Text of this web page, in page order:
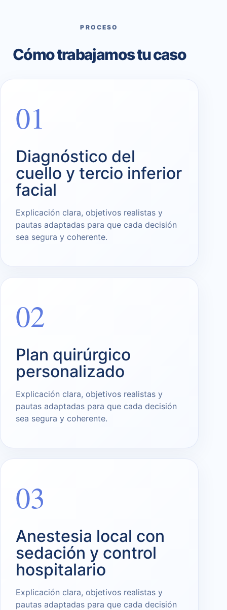
PROCESO
Cómo trabajamos tu caso
01
Diagnóstico del
cuello y tercio inferior
facial
Explicación clara, objetivos realistas y
pautas adaptadas para que cada decisión
sea segura y coherente.
02
Plan quirúrgico
personalizado
Explicación clara, objetivos realistas y
pautas adaptadas para que cada decisión
sea segura y coherente.
03
Anestesia local con
sedación y control
hospitalario
Explicación clara, objetivos realistas y
pautas adaptadas para que cada decisión